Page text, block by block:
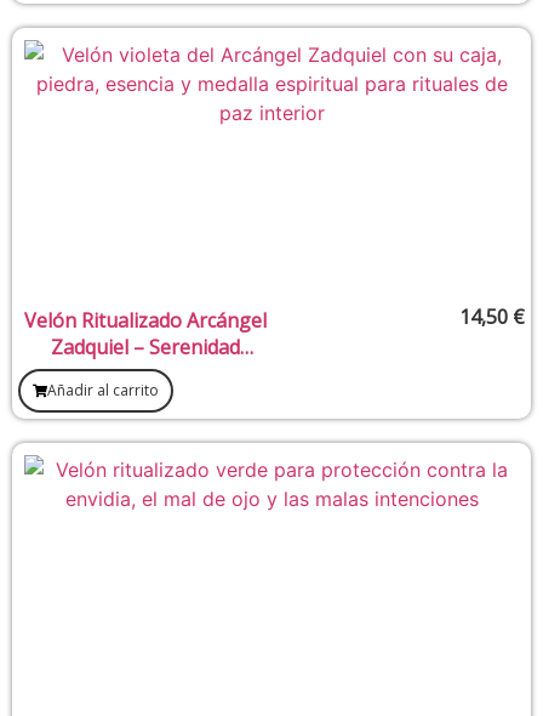
Velón Ritualizado Arcángel
Zadquiel – Serenidad
emocional y mental
14,50 €
Añadir al carrito